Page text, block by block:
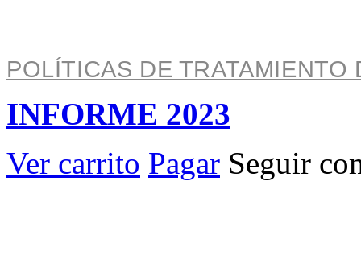
POLÍTICAS DE TRATAMIENTO
INFORME 2023
Ver carrito Pagar Seguir